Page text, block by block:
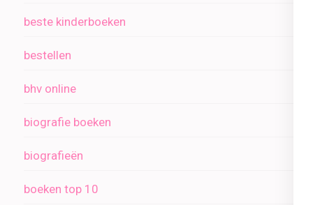
beste kinderboeken
bestellen
bhv online
biografie boeken
biografieën
boeken top 10